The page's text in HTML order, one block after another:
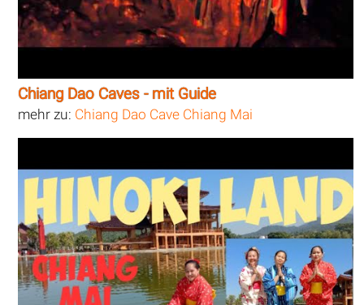
Chiang Dao Caves - mit Guide
mehr zu: Chiang Dao Cave Chiang Mai